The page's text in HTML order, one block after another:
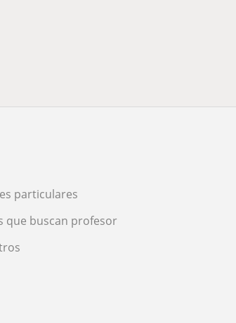
particulares
que buscan profesor